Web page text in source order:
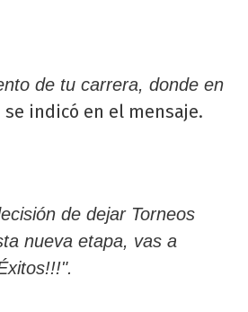
de tu carrera, donde en
se indicó en el mensaje.
de dejar Torneos
nueva etapa, vas a